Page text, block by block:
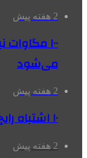
2 هفته پیش
۱۰۰
می‌شود
2 هفته پیش
۱۰ اشتباه رایج هنگام انتخاب تاورکرین برای پروژه
2 هفته پیش